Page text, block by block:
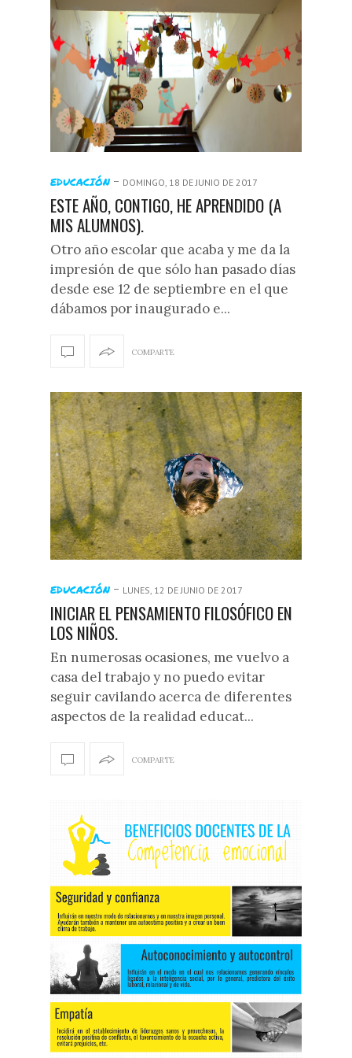
EDUCACIÓN - DOMINGO, 18 DE JUNIO DE 2017
ESTE AÑO, CONTIGO, HE APRENDIDO (A
MIS ALUMNOS).
Otro año escolar que acaba y me da la
impresión de que sólo han pasado días
desde ese 12 de septiembre en el que
dábamos por inaugurado e...
COMPARTE
EDUCACIÓN - LUNES, 12 DE JUNIO DE 2017
INICIAR EL PENSAMIENTO FILOSÓFICO EN
LOS NIÑOS.
En numerosas ocasiones, me vuelvo a
casa del trabajo y no puedo evitar
seguir cavilando acerca de diferentes
aspectos de la realidad educat...
COMPARTE